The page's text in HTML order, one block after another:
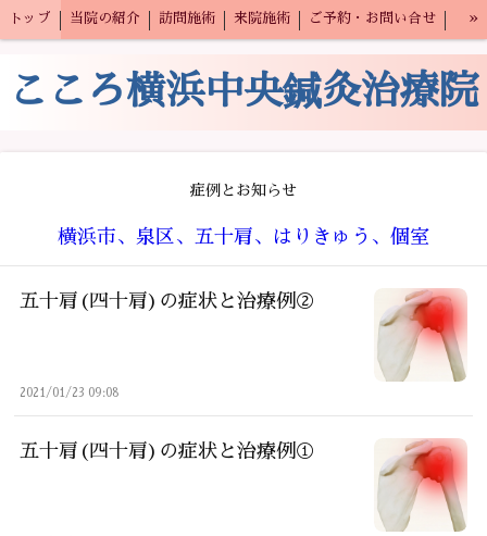
トップ 当院の紹介 訪問施術 来院施術 ご予約・お問い合せ »
こころ横浜中央鍼灸治療院
症例とお知らせ
横浜市、泉区、五十肩、はりきゅう、個室
五十肩(四十肩)の症状と治療例②
2021/01/23 09:08
五十肩(四十肩)の症状と治療例①